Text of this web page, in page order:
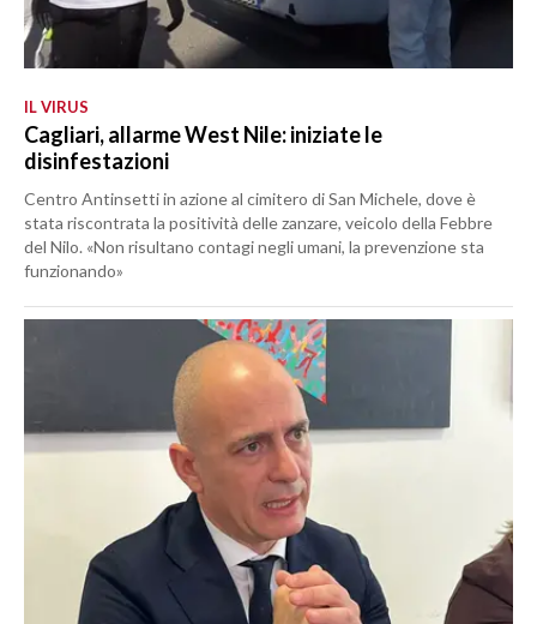
IL VIRUS
Cagliari, allarme West Nile: iniziate le
disinfestazioni
Centro Antinsetti in azione al cimitero di San Michele, dove è
stata riscontrata la positività delle zanzare, veicolo della Febbre
del Nilo. «Non risultano contagi negli umani, la prevenzione sta
funzionando»